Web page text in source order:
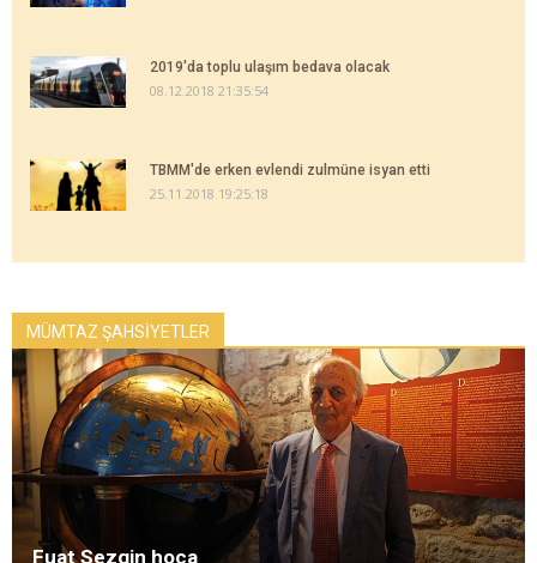
2019'da toplu ulaşım bedava olacak
08.12.2018 21:35:54
TBMM'de erken evlendi zulmüne isyan etti
25.11.2018 19:25:18
MÜMTAZ ŞAHSİYETLER
Fuat Sezgin hoca